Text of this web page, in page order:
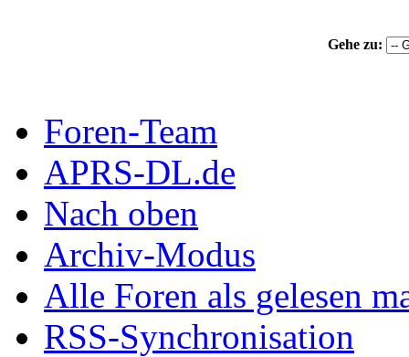
Gehe zu:
Foren-Team
APRS-DL.de
Nach oben
Archiv-Modus
Alle Foren als gelesen
RSS-Synchronisation